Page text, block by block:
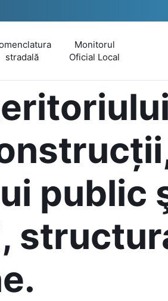
stradală
Monitorul
Oficial Local
public